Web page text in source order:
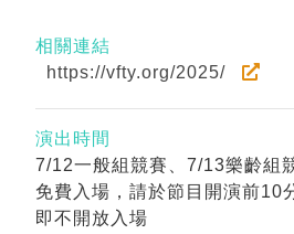
相關連結
https://vfty.org/2025/
演出時間
7/12一般組競賽、7/13樂齡組
免費入場，請於節目開演前10
即不開放入場